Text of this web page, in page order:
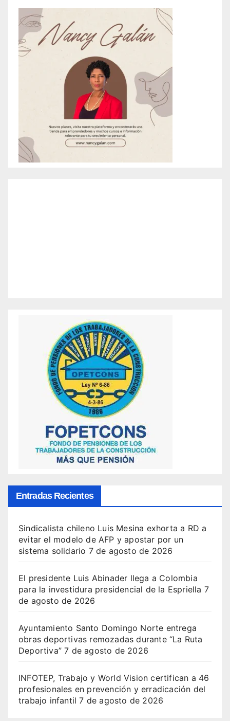
Entradas Recientes
Sindicalista chileno Luis Mesina exhorta a RD a
evitar el modelo de AFP y apostar por un
sistema solidario 7 de agosto de 2026
El presidente Luis Abinader llega a Colombia
para la investidura presidencial de la Espriella 7
de agosto de 2026
Ayuntamiento Santo Domingo Norte entrega
obras deportivas remozadas durante “La Ruta
Deportiva” 7 de agosto de 2026
INFOTEP, Trabajo y World Vision certifican a 46
profesionales en prevención y erradicación del
trabajo infantil 7 de agosto de 2026